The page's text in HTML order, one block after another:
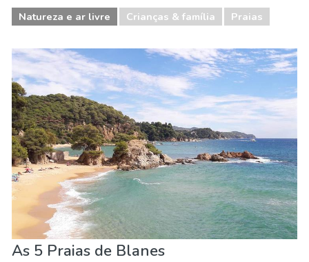
Natureza e ar livre Crianças & família Praias
As 5 Praias de Blanes